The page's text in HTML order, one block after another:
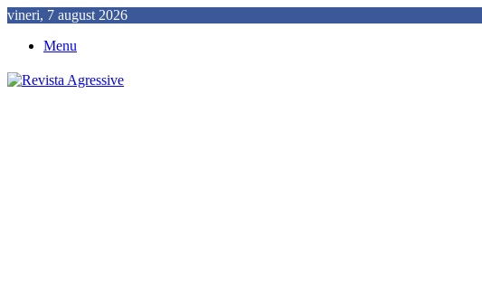
vineri, 7 august 2026
Menu